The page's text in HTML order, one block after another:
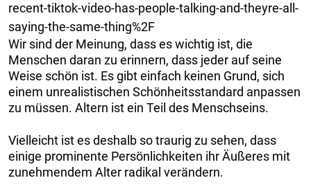
recent-tiktok-video-has-people-talking-and-theyre-all-
saying-the-same-thing%2F
Wir sind der Meinung, dass es wichtig ist, die
Menschen daran zu erinnern, dass jeder auf seine
Weise schön ist. Es gibt einfach keinen Grund, sich
einem unrealistischen Schönheitsstandard anpassen
zu müssen. Altern ist ein Teil des Menschseins.
Vielleicht ist es deshalb so traurig zu sehen, dass
einige prominente Persönlichkeiten ihr Äußeres mit
zunehmendem Alter radikal verändern.